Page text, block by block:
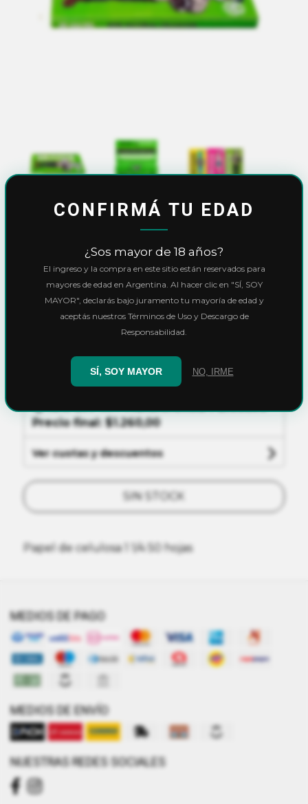
Papeles y Celulosas
Papel de celulosa 3Rayos 1 1/4
Papel de celulosa
3Rayos 1 1/4
$1.400,00
Precio final: $1.260,00
Ver cuotas y descuentos
SIN STOCK
Papel de celulosa 1 1/4 50 hojas
MEDIOS DE PAGO
MEDIOS DE ENVÍO
NUESTRAS REDES SOCIALES
CONFIRMÁ TU EDAD
¿Sos mayor de 18 años?
El ingreso y la compra en este sitio están reservados para
mayores de edad en Argentina. Al hacer clic en "SÍ, SOY
MAYOR", declarás bajo juramento tu mayoría de edad y
aceptás nuestros Términos de Uso y Descargo de
Responsabilidad.
SÍ, SOY MAYOR NO, IRME